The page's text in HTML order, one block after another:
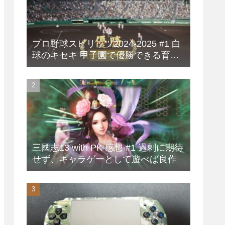
プロ野球スピリッツ2024-2025 #1 白
球のキセキ 甲子園で優勝できる育成
方法
三國志13 with PK 感想 #1 過剰に期待
せず、キャラゲーとして遊べば良作